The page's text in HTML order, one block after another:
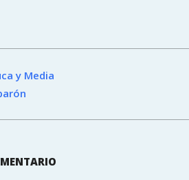
y Media